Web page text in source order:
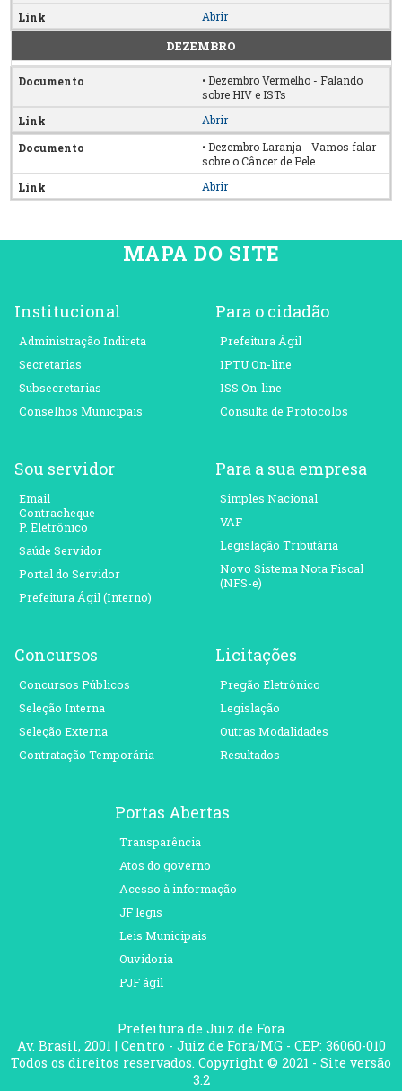
Abrir
DEZEMBRO
• Dezembro Vermelho - Falando
sobre HIV e ISTs
Abrir
• Dezembro Laranja - Vamos falar
sobre o Câncer de Pele
Abrir
MAPA DO SITE
Institucional
Administração Indireta
Secretarias
Subsecretarias
Conselhos Municipais
Para o cidadão
Prefeitura Ágil
IPTU On-line
ISS On-line
Consulta de Protocolos
Sou servidor
Email
Contracheque
P. Eletrônico
Saúde Servidor
Portal do Servidor
Prefeitura Ágil (Interno)
Para a sua empresa
Simples Nacional
VAF
Legislação Tributária
Novo Sistema Nota Fiscal
(NFS-e)
Concursos
Concursos Públicos
Seleção Interna
Seleção Externa
Contratação Temporária
Licitações
Pregão Eletrônico
Legislação
Outras Modalidades
Resultados
Portas Abertas
Transparência
Atos do governo
Acesso à informação
JF legis
Leis Municipais
Ouvidoria
PJF ágil
Prefeitura de Juiz de Fora
Av. Brasil, 2001 | Centro - Juiz de Fora/MG - CEP: 36060-010
Todos os direitos reservados. Copyright © 2021 - Site versão
3.2